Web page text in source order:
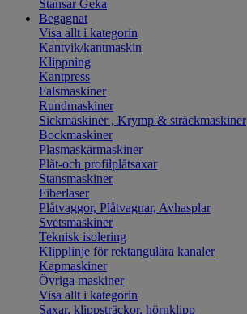
Stansar Geka
Begagnat
Visa allt i kategorin
Kantvik/kantmaskin
Klippning
Kantpress
Falsmaskiner
Rundmaskiner
Sickmaskiner , Krymp & sträckmaskiner
Bockmaskiner
Plasmaskärmaskiner
Plåt-och profilplåtsaxar
Stansmaskiner
Fiberlaser
Plåtvaggor, Plåtvagnar, Avhasplar
Svetsmaskiner
Teknisk isolering
Klipplinje för rektangulära kanaler
Kapmaskiner
Övriga maskiner
Visa allt i kategorin
Saxar, klippsträckor, hörnklipp